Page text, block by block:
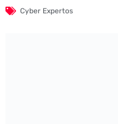
Cyber Expertos